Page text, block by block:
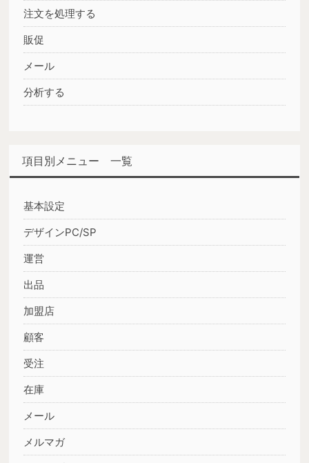
注文を処理する
販促
メール
分析する
項目別メニュー 一覧
基本設定
デザインPC/SP
運営
出品
加盟店
顧客
受注
在庫
メール
メルマガ